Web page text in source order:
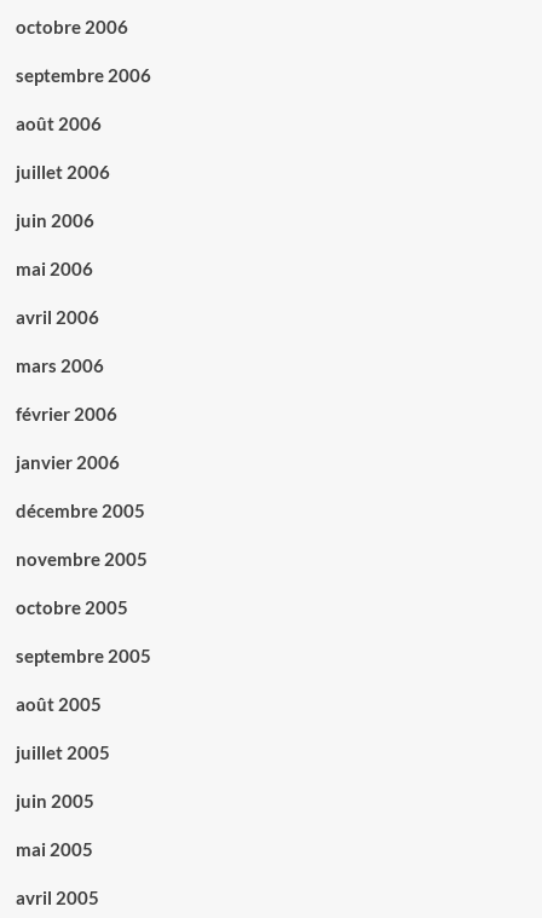
octobre 2006
septembre 2006
août 2006
juillet 2006
juin 2006
mai 2006
avril 2006
mars 2006
février 2006
janvier 2006
décembre 2005
novembre 2005
octobre 2005
septembre 2005
août 2005
juillet 2005
juin 2005
mai 2005
avril 2005